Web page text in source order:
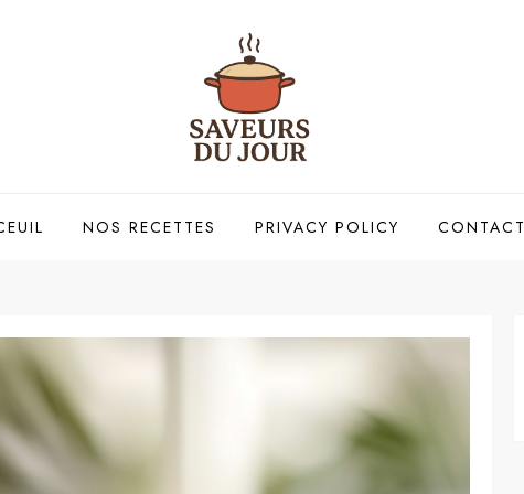
NOS RECETTES PRIVACY POLICY CONTACT